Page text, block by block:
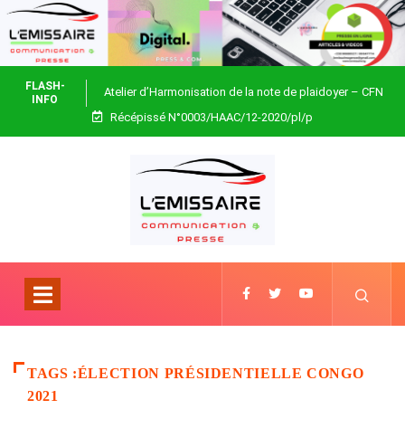
FLASH-
INFO
Atelier d’Harmonisation de la note de plaidoyer – CFN
Togo
Récépissé N°0003/HAAC/12-2020/pl/p
TAGS :ÉLECTION PRÉSIDENTIELLE CONGO
2021